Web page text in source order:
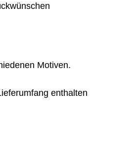
Motiven.
enthalten